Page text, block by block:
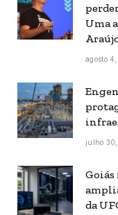
Uma
agosto
julho
Goiás
da